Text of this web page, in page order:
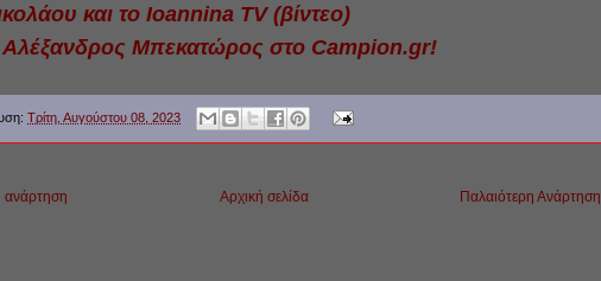
και το Ioannina TV (βίντεο)
Μπεκατώρος στο Campion.gr!
Τρίτη, Αυγούστου 08, 2023
ανάρτηση Παλαιότερη Ανάρτηση
Αρχική σελίδα